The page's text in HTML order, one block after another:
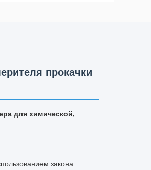
прокачки
для химической,
закона